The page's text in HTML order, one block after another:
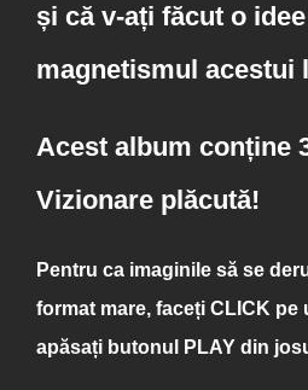
și că v-ați făcut o
magnetismul acestui
Acest album conține
Vizionare plăcută!
Pentru ca imaginile să se
format mare, faceți CLICK pe
apăsați butonul
PLAY din